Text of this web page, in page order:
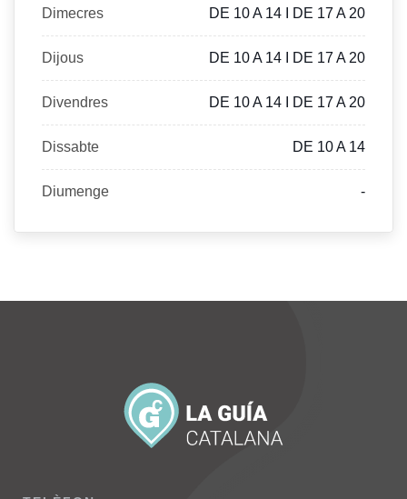
Dimecres DE 10 A 14 I DE 17 A 20
Dijous DE 10 A 14 I DE 17 A 20
Divendres DE 10 A 14 I DE 17 A 20
Dissabte DE 10 A 14
Diumenge -